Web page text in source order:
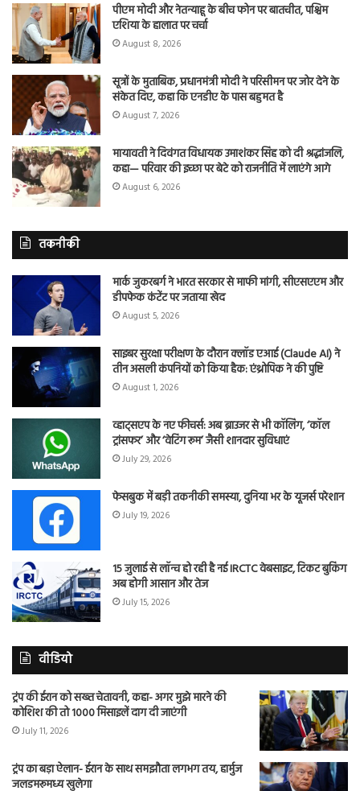
पीएम मोदी और नेतन्याहू के बीच फोन पर बातचीत, पश्चिम
एशिया के हालात पर चर्चा
August 8, 2026
सूत्रों के मुताबिक, प्रधानमंत्री मोदी ने परिसीमन पर जोर देने के
संकेत दिए, कहा कि एनडीए के पास बहुमत है
August 7, 2026
मायावती ने दिवंगत विधायक उमाशंकर सिंह को दी श्रद्धांजलि,
कहा— परिवार की इच्छा पर बेटे को राजनीति में लाएंगे आगे
August 6, 2026
तकनीकी
मार्क जुकरबर्ग ने भारत सरकार से माफी मांगी, सीएसएएम और
डीपफेक कंटेंट पर जताया खेद
August 5, 2026
साइबर सुरक्षा परीक्षण के दौरान क्लॉड एआई (Claude AI) ने
तीन असली कंपनियों को किया हैक: एंथ्रोपिक ने की पुष्टि
August 1, 2026
व्हाट्सएप के नए फीचर्स: अब ब्राउजर से भी कॉलिंग, ‘कॉल
ट्रांसफर’ और ‘वेटिंग रूम’ जैसी शानदार सुविधाएं
July 29, 2026
फेसबुक में बड़ी तकनीकी समस्या, दुनिया भर के यूजर्स परेशान
July 19, 2026
15 जुलाई से लॉन्च हो रही है नई IRCTC वेबसाइट, टिकट बुकिंग
अब होगी आसान और तेज
July 15, 2026
वीडियो
ट्रंप की ईरान को सख्त चेतावनी, कहा- अगर मुझे मारने की
कोशिश की तो 1000 मिसाइलें दाग दी जाएंगी
July 11, 2026
ट्रंप का बड़ा ऐलान- ईरान के साथ समझौता लगभग तय, हार्मुज
जलडमरूमध्य खुलेगा